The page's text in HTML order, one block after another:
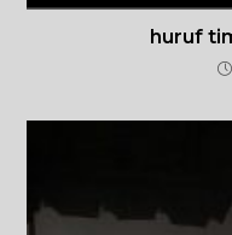
huruf